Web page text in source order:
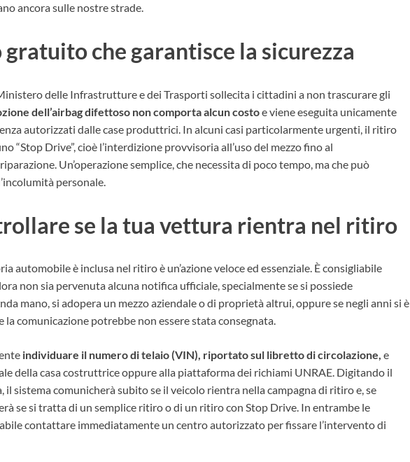
ancora sulle nostre strade.
che garantisce la sicurezza
delle Infrastrutture e dei Trasporti sollecita i cittadini a non trascurare gli
dell’airbag difettoso non comporta alcun costoe viene eseguita unicamente
autorizzati dalle case produttrici. In alcuni casi particolarmente urgenti, il ritiro
“Stop Drive”, cioè l’interdizione provvisoria all’uso del mezzo fino al
Un’operazione semplice, che necessita di poco tempo, ma che può
personale.
se la tua vettura rientra nel ritiro
automobile è inclusa nel ritiro è un’azione veloce ed essenziale. È consigliabile
non sia pervenuta alcuna notifica ufficiale, specialmente se si possiede
mano, si adopera un mezzo aziendale o di proprietà altrui, oppure se negli anni si è
la comunicazione potrebbe non essere stata consegnata.
individuare il numero di telaio (VIN), riportato sul libretto di circolazione, e
della casa costruttrice oppure alla piattaforma dei richiami UNRAE. Digitando il
il sistema comunicherà subito se il veicolo rientra nella campagna di ritiro e, se
se si tratta di un semplice ritiro o di un ritiro con Stop Drive. In entrambe le
contattare immediatamente un centro autorizzato per fissare l’intervento di